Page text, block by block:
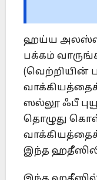
ஹய்ய
பக்கம்
(வெற்றியின்
ஸல்லூ ஃபீ
தொழுது
இந்த